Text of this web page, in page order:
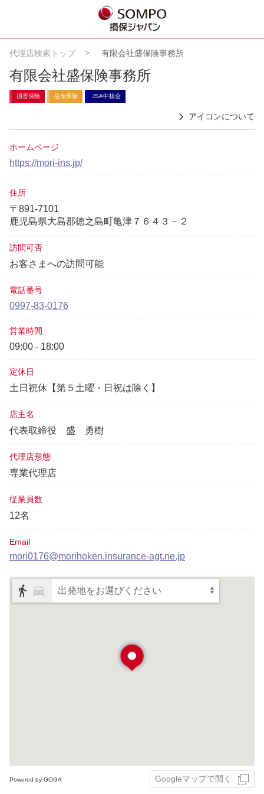
代理店検索トップ 有限会社盛保険事務所
有限会社盛保険事務所
損害保険 生命保険 JSA中核会
アイコンについて
ホームページ
https://mori-ins.jp/
住所
〒891-7101
鹿児島県大島郡徳之島町亀津７６４３－２
訪問可否
お客さまへの訪問可能
電話番号
0997-83-0176
営業時間
09:00 - 18:00
定休日
土日祝休【第５土曜・日祝は除く】
店主名
代表取締役 盛 勇樹
代理店形態
専業代理店
従業員数
12名
Email
mori0176@morihoken.insurance-agt.ne.jp
出発地をお選びください
Powered by GOGA Googleマップで開く